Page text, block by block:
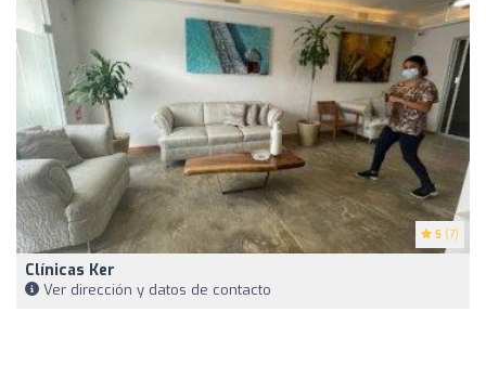
5 (7)
Clínicas Ker
Ver dirección y datos de contacto